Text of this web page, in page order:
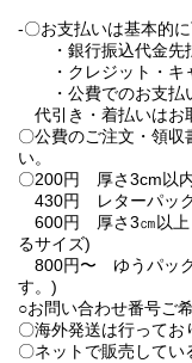
-〇お支払いは基本的に
・銀行振込代金先
・クレジット・キ
・公費でのお支払
代引き・着払いはお
〇公費のご注文・領収
い。
〇200円 厚さ3cm以
430円 レターパッ
600円 厚さ3㎝以上
るサイズ)
800円〜 ゆうパック
す。)
○お問い合わせ番号ご
〇海外発送は行ってお
〇ネットで販売してい